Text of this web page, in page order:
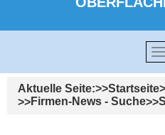
Aktuelle Seite: Startseite
Firmen-News - Suche